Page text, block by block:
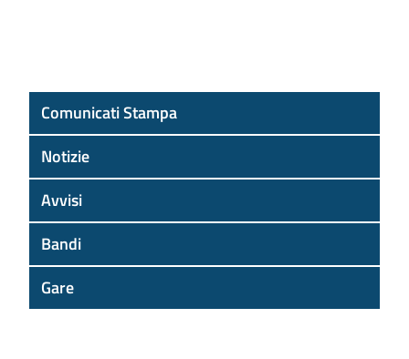
Comunicati Stampa
Notizie
Avvisi
Bandi
Gare